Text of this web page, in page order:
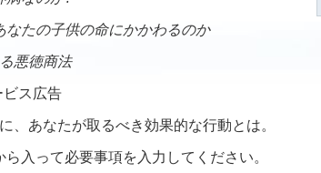
たの子供の命にかかわるのか
悪徳商法
ビス広告
、あなたが取るべき効果的な行動とは。
入って必要事項を入力してください。